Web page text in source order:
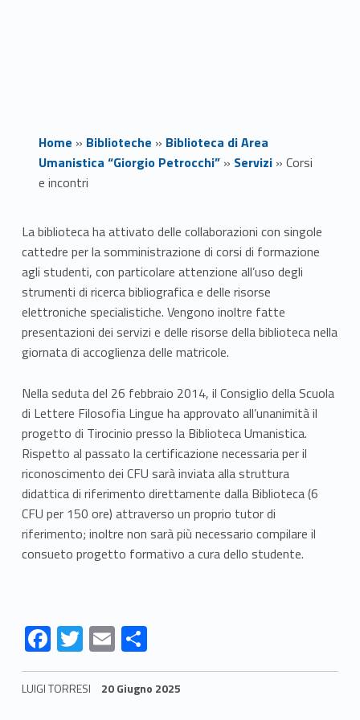
Home » Biblioteche » Biblioteca di Area
Umanistica “Giorgio Petrocchi”» Servizi» Corsi
e incontri
C
o
r
s
i
e
i
n
c
o
n
r
i
La biblioteca ha attivato delle collaborazioni con singole
cattedre per la somministrazione di corsi di formazione
agli studenti, con particolare attenzione all’uso degli
strumenti di ricerca bibliografica e delle risorse
elettroniche specialistiche. Vengono inoltre fatte
presentazioni dei servizi e delle risorse della biblioteca nella
giornata di accoglienza delle matricole.
Nella seduta del 26 febbraio 2014, il Consiglio della Scuola
di Lettere Filosofia Lingue ha approvato all’unanimità il
progetto di Tirocinio presso la Biblioteca Umanistica.
Rispetto al passato la certificazione necessaria per il
riconoscimento dei CFU sarà inviata alla struttura
didattica di riferimento direttamente dalla Biblioteca (6
CFU per 150 ore) attraverso un proprio tutor di
riferimento; inoltre non sarà più necessario compilare il
consueto progetto formativo a cura dello studente.
F
ac
e
T
w
itt
E
m
ai
S
h
ar
LUIGI TORRESI 20 Giugno 2025